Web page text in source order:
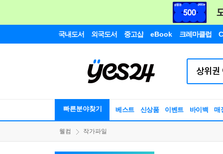
국내도서 외국도서 중고샵 eBook 크레마클럽
빠른분야찾기 베스트 신상품 이벤트 바이백 매
웰컴 작가파일